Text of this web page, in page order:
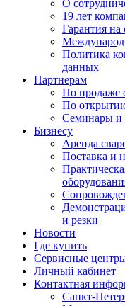
О
19 лет
Гарантия на
Политика
данных
Партнерам
По продаже
По
Семинары и
Бизнесу
Аренда
Поставка и
и резки
Новости
Где купить
Сервисные
Личный кабинет
Контактная
Санкт-